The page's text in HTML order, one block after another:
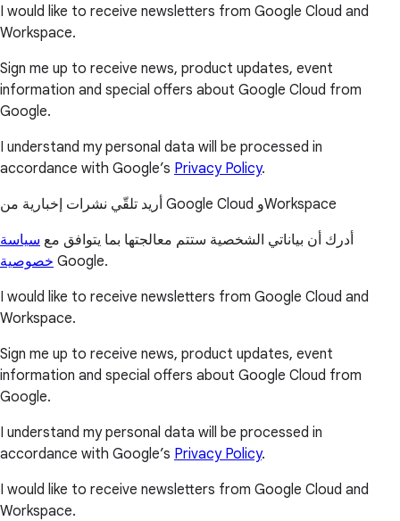
I would like to receive newsletters from Google Cloud and
Workspace.
Sign me up to receive news, product updates, event
information and special offers about Google Cloud from
Google.
I understand my personal data will be processed in
accordance with Google’s Privacy Policy.
أريد تلقّي نشرات إخبارية من Google Cloud وWorkspace
أدرك أن بياناتي الشخصية ستتم معالجتها بما يتوافق مع سياسة
خصوصية Google.
I would like to receive newsletters from Google Cloud and
Workspace.
Sign me up to receive news, product updates, event
information and special offers about Google Cloud from
Google.
I understand my personal data will be processed in
accordance with Google’s Privacy Policy.
I would like to receive newsletters from Google Cloud and
Workspace.